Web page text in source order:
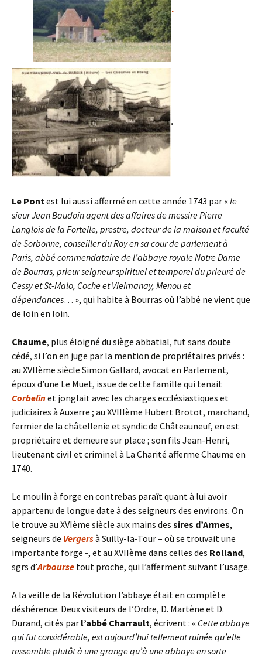
.
.
Le Pont est lui aussi affermé en cette année 1743 par « le
sieur Jean Baudoin agent des affaires de messire Pierre
Langlois de la Fortelle, prestre, docteur de la maison et faculté
de Sorbonne, conseiller du Roy en sa cour de parlement à
Paris, abbé commendataire de l’abbaye royale Notre Dame
de Bourras, prieur seigneur spirituel et temporel du prieuré de
Cessy et St-Malo, Coche et Vielmanay, Menou et
dépendances… », qui habite à Bourras où l’abbé ne vient que
de loin en loin.
Chaume, plus éloigné du siège abbatial, fut sans doute
cédé, si l’on en juge par la mention de propriétaires privés :
au XVIIème siècle Simon Gallard, avocat en Parlement,
époux d’une Le Muet, issue de cette famille qui tenait
Corbelinet jonglait avec les charges ecclésiastiques et
judiciaires à Auxerre ; au XVIIIème Hubert Brotot, marchand,
fermier de la châtellenie et syndic de Châteauneuf, en est
propriétaire et demeure sur place ; son fils Jean-Henri,
lieutenant civil et criminel à La Charité afferme Chaume en
1740.
Le moulin à forge en contrebas paraît quant à lui avoir
appartenu de longue date à des seigneurs des environs. On
le trouve au XVIème siècle aux mains des sires d’Armes,
seigneurs de Vergersà Suilly-la-Tour – où se trouvait une
importante forge -, et au XVIIème dans celles des Rolland,
sgrs d’Arbourse tout proche, qui l’afferment suivant l’usage.
A la veille de la Révolution l’abbaye était en complète
déshérence. Deux visiteurs de l’Ordre, D. Martène et D.
Durand, cités par l’abbé Charrault, écrivent : « Cette abbaye
qui fut considérable, est aujourd’hui tellement ruinée qu’elle
ressemble plutôt à une grange qu’à une abbaye en sorte